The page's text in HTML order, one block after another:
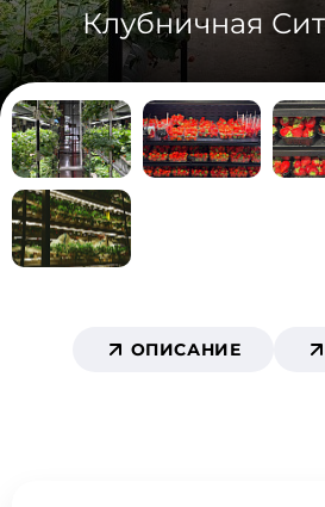
Клубничная
ОПИСАНИЕ